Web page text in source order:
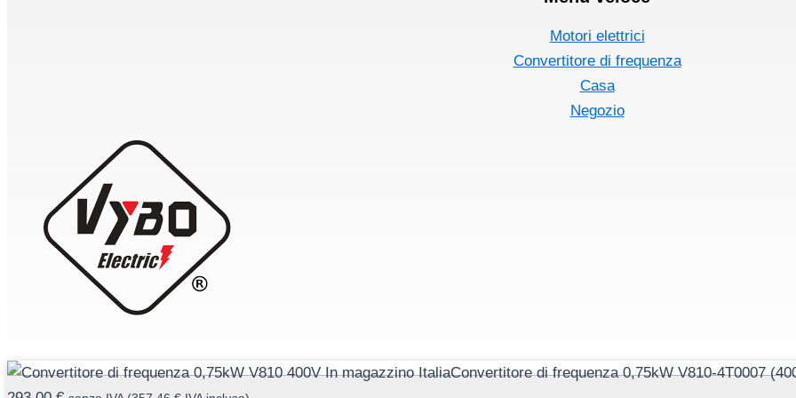
Motori elettrici
Convertitore di frequenza
Casa
Negozio
Convertitore di frequenza 0,75kW V810-4T0007